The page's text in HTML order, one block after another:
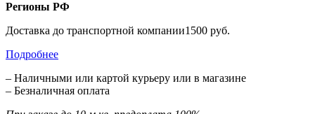
Регионы РФ
Доставка до транспортной компании1500 руб.
Подробнее
– Наличными или картой курьеру или в магазине
– Безналичная оплата